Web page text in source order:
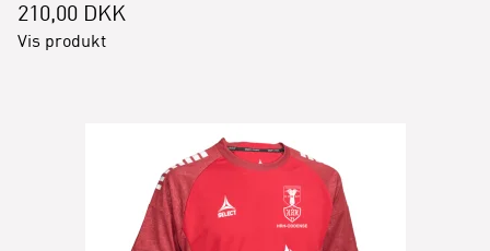
210,00 DKK
Vis produkt